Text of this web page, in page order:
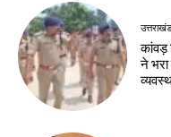
कांवड़
ने